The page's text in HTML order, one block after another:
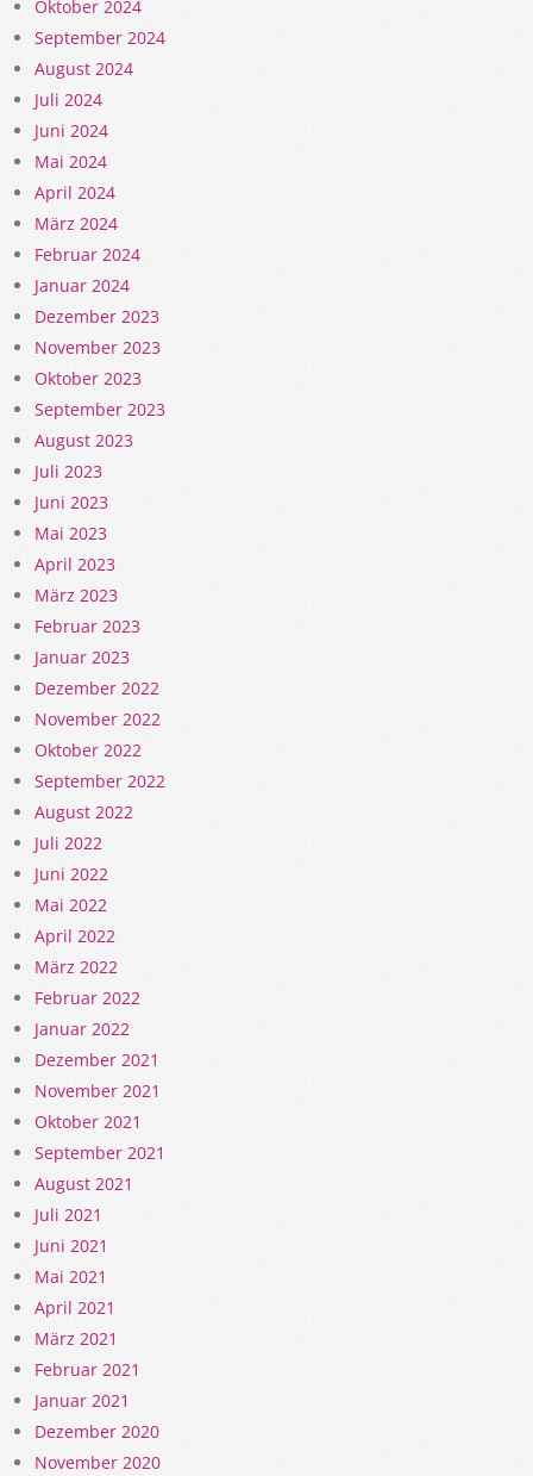
Oktober 2024
September 2024
August 2024
Juli 2024
Juni 2024
Mai 2024
April 2024
März 2024
Februar 2024
Januar 2024
Dezember 2023
November 2023
Oktober 2023
September 2023
August 2023
Juli 2023
Juni 2023
Mai 2023
April 2023
März 2023
Februar 2023
Januar 2023
Dezember 2022
November 2022
Oktober 2022
September 2022
August 2022
Juli 2022
Juni 2022
Mai 2022
April 2022
März 2022
Februar 2022
Januar 2022
Dezember 2021
November 2021
Oktober 2021
September 2021
August 2021
Juli 2021
Juni 2021
Mai 2021
April 2021
März 2021
Februar 2021
Januar 2021
Dezember 2020
November 2020